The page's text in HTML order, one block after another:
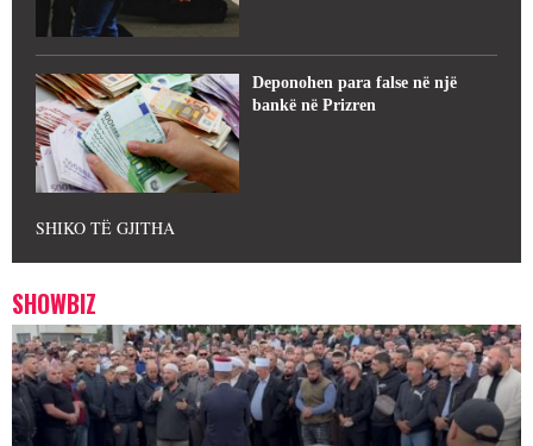
Deponohen para false në një
bankë në Prizren
SHIKO TË GJITHA
SHOWBIZ